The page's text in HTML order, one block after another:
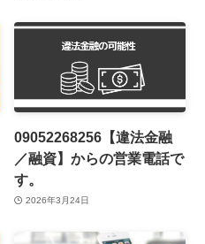
09052268256【違法金融
／融資】からの営業電話で
す。
2026年3月24日